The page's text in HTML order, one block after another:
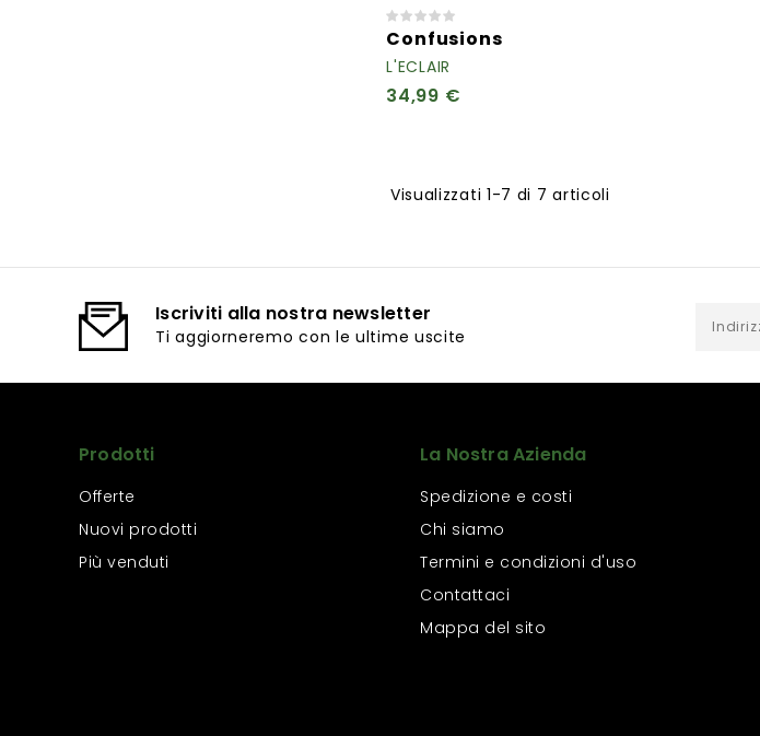
Confusions
L'ECLAIR
34,99 €
Visualizzati 1-7 di 7 articoli
Iscriviti alla nostra newsletter
Ti aggiorneremo con le ultime uscite
Prodotti
Offerte
Nuovi prodotti
Più venduti
La Nostra Azienda
Spedizione e costi
Chi siamo
Termini e condizioni d'uso
Contattaci
Mappa del sito